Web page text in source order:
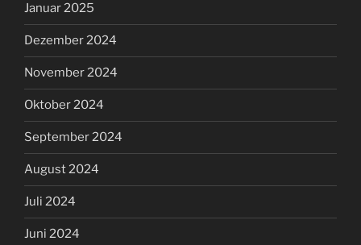
Januar 2025
Dezember 2024
November 2024
Oktober 2024
September 2024
August 2024
Juli 2024
Juni 2024